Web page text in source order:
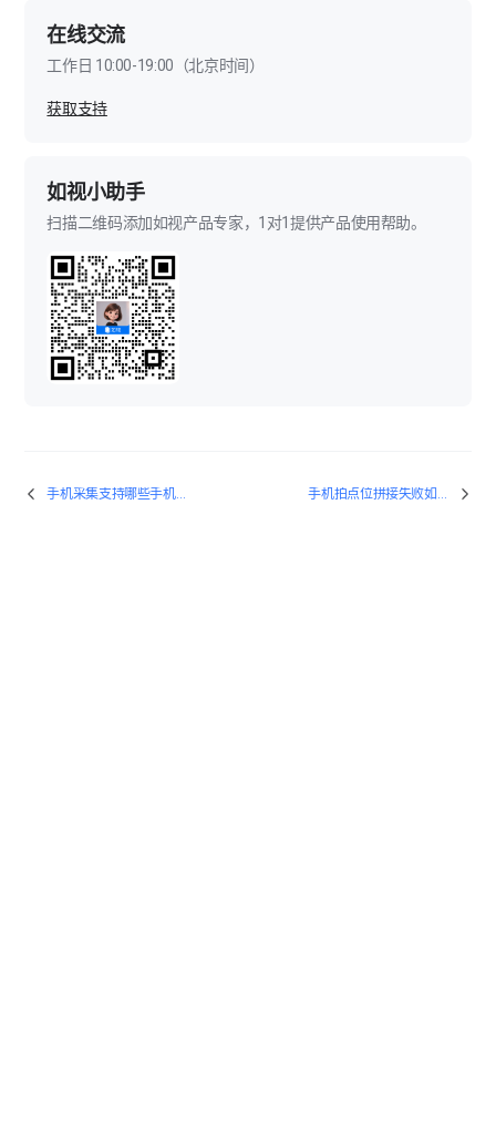
在线交流
工作日 10:00-19:00（北京时间）
获取支持
如视小助手
扫描二维码添加如视产品专家，1对1提供产品使用帮助。
手机采集支持哪些手机型号？